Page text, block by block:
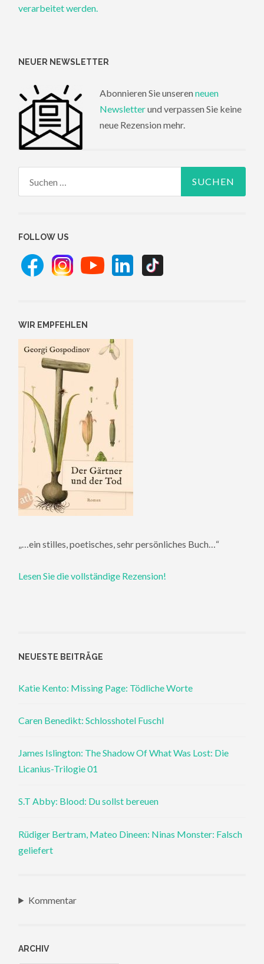
verarbeitet werden.
NEUER NEWSLETTER
Abonnieren Sie unseren neuen
Newsletterund verpassen Sie keine
neue Rezension mehr.
FOLLOW US
WIR EMPFEHLEN
„…ein stilles, poetisches, sehr persönliches Buch…“
Lesen Sie die vollständige Rezension!
NEUESTE BEITRÄGE
Katie Kento: Missing Page: Tödliche Worte
Caren Benedikt: Schlosshotel Fuschl
James Islington: The Shadow Of What Was Lost: Die
Licanius-Trilogie 01
S.T Abby: Blood: Du sollst bereuen
Rüdiger Bertram, Mateo Dineen: Ninas Monster: Falsch
geliefert
Kommentar
ARCHIV